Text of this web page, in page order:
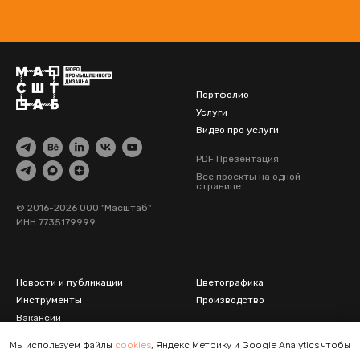
Мы используем файлы cookies, Яндекс Метрику и Google Analytics чтобы
© 2016-2026 ООО "Масштаб"
ИНН 7735179999
Портфолио
Услуги
Видео про услуги
PDF Презентация
Все проекты на одной
странице
Новости и публикации
Инструменты
Вакансии
Цветографика
Производство
Дизайн потребительских